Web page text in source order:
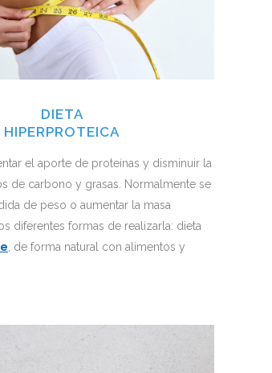
DIETA
HIPERPROTEICA
el aporte de proteínas y disminuir la
de carbono y grasas. Normalmente se
de peso o aumentar la masa
diferentes formas de realizarla: dieta
, de forma natural con alimentos y